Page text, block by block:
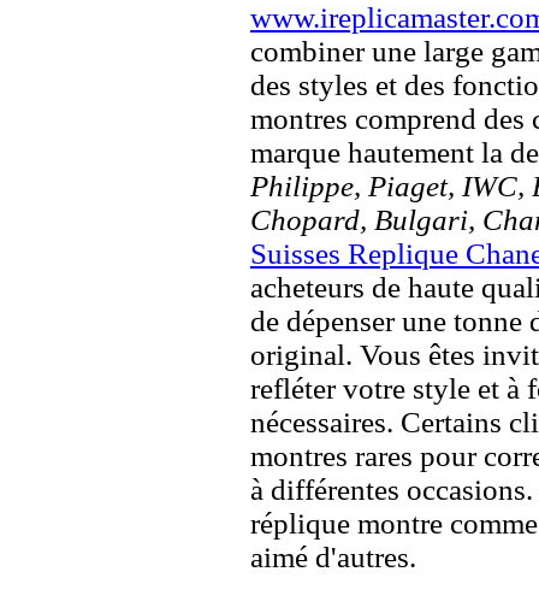
combiner une large
des styles et des
montres comprend des
marque hautement la
Philippe, Piaget, IWC,
Chopard, Bulgari,
Suisses Replique
acheteurs de haute
de dépenser une
original. Vous êtes
refléter votre style et à
nécessaires. Certains
montres rares pour
à différentes
réplique montre
aimé d'autres.